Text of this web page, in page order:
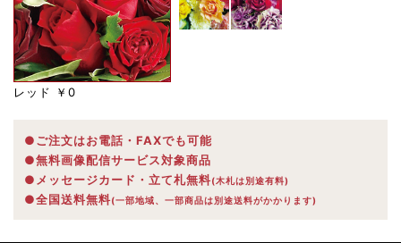
レッド ￥0
●ご注文はお電話・FAXでも可能
●無料画像配信サービス対象商品
●メッセージカード・立て札無料(木札は別途有料)
●全国送料無料(一部地域、一部商品は別途送料がかかります)